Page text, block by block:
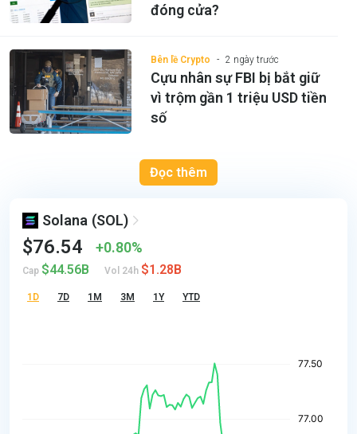
đóng cửa?
Bên lề Crypto 2 ngày trước
Cựu nhân sự FBI bị bắt giữ
vì trộm gần 1 triệu USD tiền
số
Đọc thêm
Solana (SOL)
$76.54 0.80%
Cap $44.56B Vol 24h $1.28B
1D 7D 1M 3M 1Y YTD